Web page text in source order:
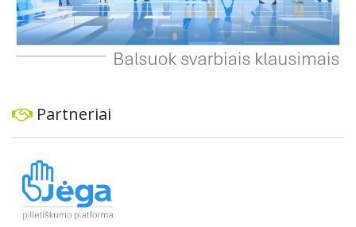
Partneriai